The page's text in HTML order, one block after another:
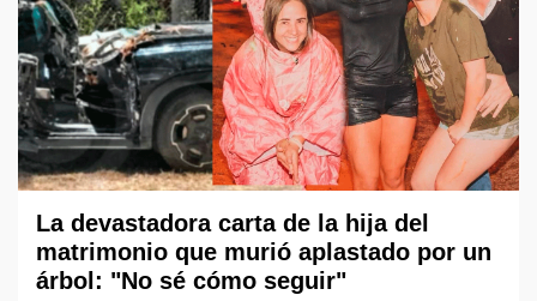
La devastadora carta de la hija del
matrimonio que murió aplastado por un
árbol: "No sé cómo seguir"